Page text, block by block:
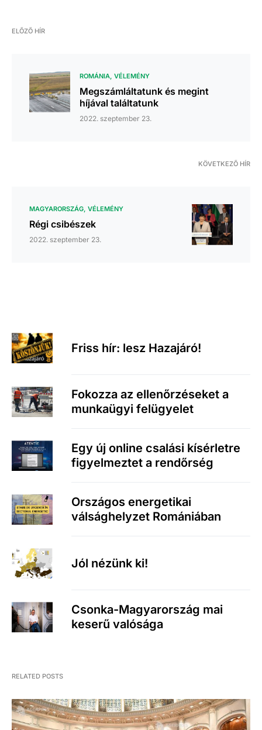
ELŐZŐ HÍR
ROMÁNIA VÉLEMÉNY
Megszámláltatunk és megint
híjával találtatunk
2022. szeptember 23.
KÖVETKEZŐ HÍR
MAGYARORSZÁG VÉLEMÉNY
Régi csibészek
2022. szeptember 23.
Friss hír: lesz Hazajáró!
Fokozza az ellenőrzéseket a
munkaügyi felügyelet
Egy új online csalási kísérletre
figyelmeztet a rendőrség
Országos energetikai
válsághelyzet Romániában
Jól nézünk ki!
Csonka-Magyarország mai
keserű valósága
RELATED POSTS